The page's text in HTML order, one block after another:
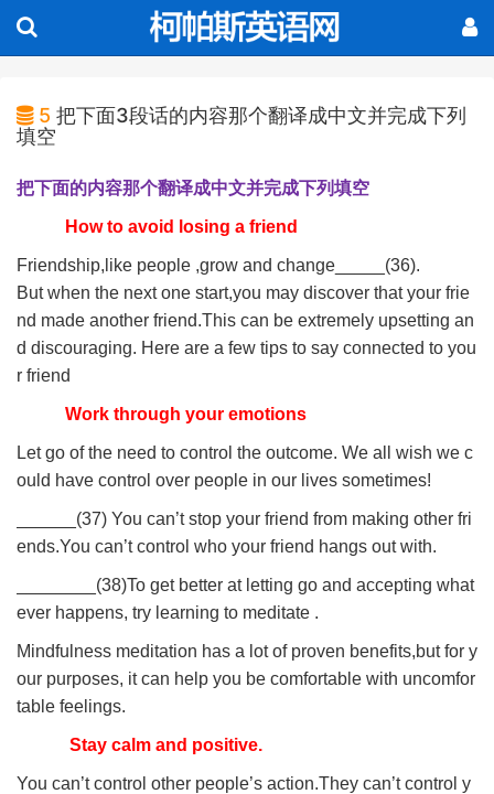
5 把下面3段话的内容那个翻译成中文并完成下列
填空
把下面的内容那个翻译成中文并完成下列填空
How to avoid losing a friend
Friendship,like people ,grow and change_____(36).
But when the next one start,you may discover that your frie
nd made another friend.This can be extremely upsetting an
d discouraging. Here are a few tips to say connected to you
r friend
Work through your emotions
Let go of the need to control the outcome. We all wish we c
ould have control over people in our lives sometimes!
______(37) You can’t stop your friend from making other fri
ends.You can’t control who your friend hangs out with.
________(38)To get better at letting go and accepting what
ever happens, try learning to meditate .
Mindfulness meditation has a lot of proven benefits,but for y
our purposes, it can help you be comfortable with uncomfor
table feelings.
Stay calm and positive.
You can’t control other people’s action.They can’t control y